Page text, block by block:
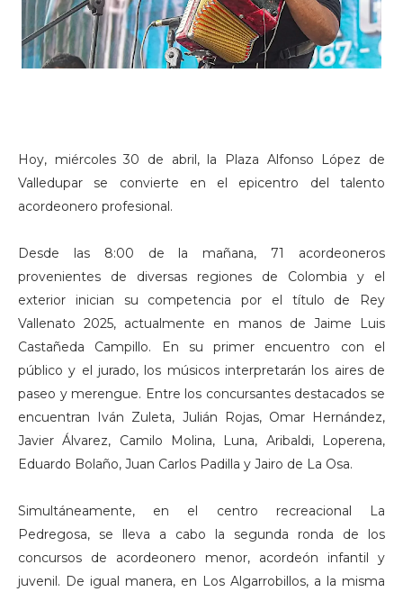
Hoy, miércoles 30 de abril, la Plaza Alfonso López de
Valledupar se convierte en el epicentro del talento
acordeonero profesional.
Desde las 8:00 de la mañana, 71 acordeoneros
provenientes de diversas regiones de Colombia y el
exterior inician su competencia por el título de Rey
Vallenato 2025, actualmente en manos de Jaime Luis
Castañeda Campillo. En su primer encuentro con el
público y el jurado, los músicos interpretarán los aires de
paseo y merengue. Entre los concursantes destacados se
encuentran Iván Zuleta, Julián Rojas, Omar Hernández,
Javier Álvarez, Camilo Molina, Luna, Aribaldi, Loperena,
Eduardo Bolaño, Juan Carlos Padilla y Jairo de La Osa.
Simultáneamente, en el centro recreacional La
Pedregosa, se lleva a cabo la segunda ronda de los
concursos de acordeonero menor, acordeón infantil y
juvenil. De igual manera, en Los Algarrobillos, a la misma